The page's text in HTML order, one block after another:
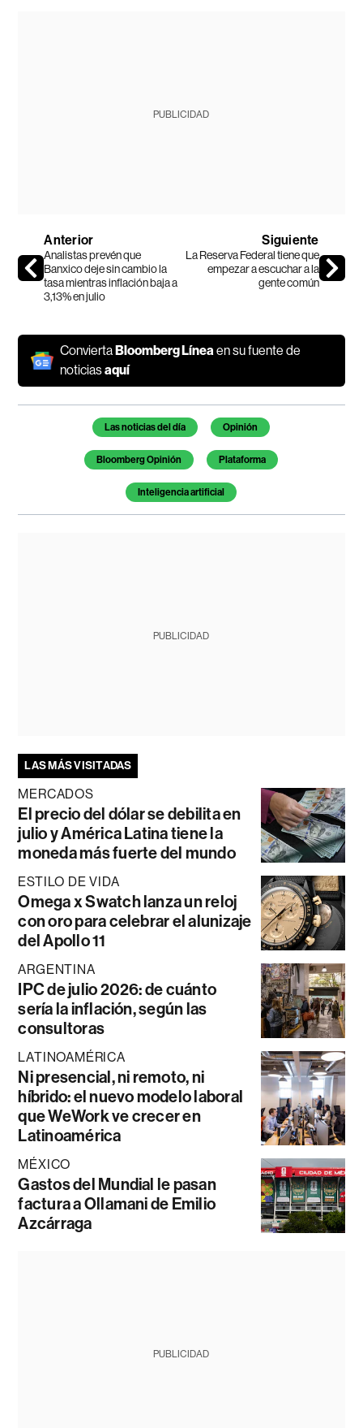
PUBLICIDAD
Anterior
Analistas prevén que
Banxico deje sin cambio la
tasa mientras inflación baja a
3,13% en julio
Siguiente
La Reserva Federal tiene que
empezar a escuchar a la
gente común
ConviertaBloomberg Líneaen su fuente de
noticiasaquí
Temas de este artículo
Las noticias del día Opinión
Bloomberg Opinión Plataforma
Inteligencia artificial
PUBLICIDAD
LAS MÁS VISITADAS
MERCADOS
El precio del dólar se debilita en
julio y América Latina tiene la
moneda más fuerte del mundo
ESTILO DE VIDA
Omega x Swatch lanza un reloj
con oro para celebrar el alunizaje
del Apollo 11
ARGENTINA
IPC de julio 2026: de cuánto
sería la inflación, según las
consultoras
LATINOAMÉRICA
Ni presencial, ni remoto, ni
híbrido: el nuevo modelo laboral
que WeWork ve crecer en
Latinoamérica
MÉXICO
Gastos del Mundial le pasan
factura a Ollamani de Emilio
Azcárraga
PUBLICIDAD